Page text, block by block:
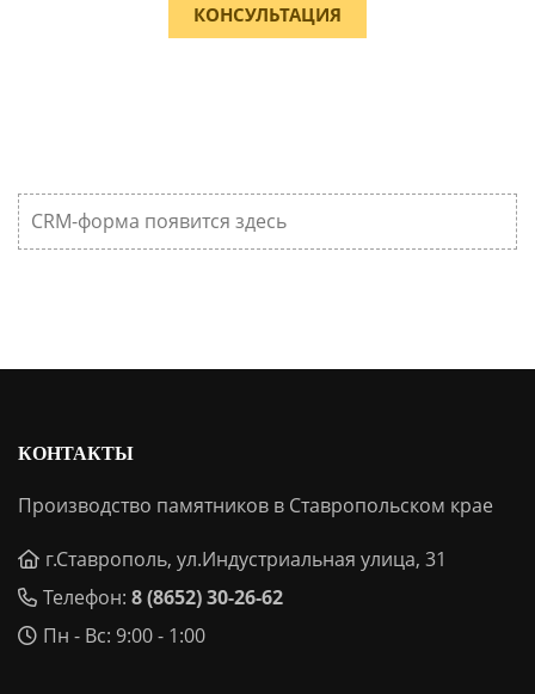
КОНСУЛЬТАЦИЯ
CRM-форма появится здесь
КОНТАКТЫ
Производство памятников в Ставропольском крае
г.Ставрополь, ул.Индустриальная улица, 31
Телефон: 8 (8652) 30-26-62
Пн - Вс: 9:00 - 1:00